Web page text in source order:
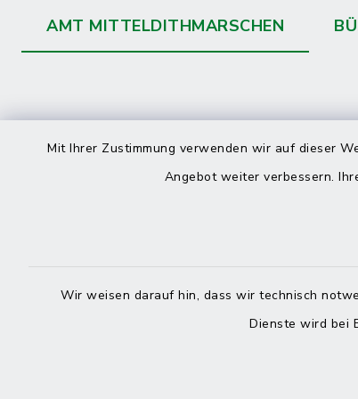
Mit Ihrer Zustimmung verwenden wir auf dieser
Angebot weiter verbessern.
Wir weisen darauf hin, dass wir technisch
Dienste wird bei
AMT MITTELDITHMARSCHEN
Kontakt
04832 6065-215